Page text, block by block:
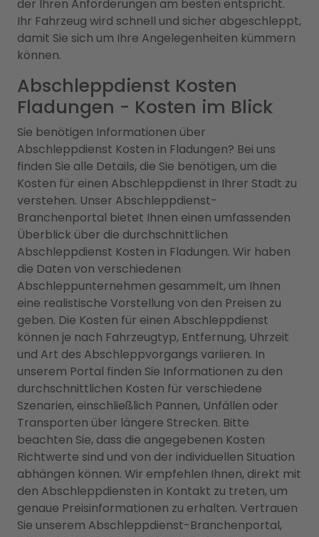
der Ihren Anforderungen am besten entspricht.
Ihr Fahrzeug wird schnell und sicher abgeschleppt,
damit Sie sich um Ihre Angelegenheiten kümmern
können.
Abschleppdienst Kosten
Fladungen - Kosten im Blick
Sie benötigen Informationen über
Abschleppdienst Kosten in Fladungen? Bei uns
finden Sie alle Details, die Sie benötigen, um die
Kosten für einen Abschleppdienst in Ihrer Stadt zu
verstehen. Unser Abschleppdienst-
Branchenportal bietet Ihnen einen umfassenden
Überblick über die durchschnittlichen
Abschleppdienst Kosten in Fladungen. Wir haben
die Daten von verschiedenen
Abschleppunternehmen gesammelt, um Ihnen
eine realistische Vorstellung von den Preisen zu
geben. Die Kosten für einen Abschleppdienst
können je nach Fahrzeugtyp, Entfernung, Uhrzeit
und Art des Abschleppvorgangs variieren. In
unserem Portal finden Sie Informationen zu den
durchschnittlichen Kosten für verschiedene
Szenarien, einschließlich Pannen, Unfällen oder
Transporten über längere Strecken. Bitte
beachten Sie, dass die angegebenen Kosten
Richtwerte sind und von der individuellen Situation
abhängen können. Wir empfehlen Ihnen, direkt mit
den Abschleppdiensten in Kontakt zu treten, um
genaue Preisinformationen zu erhalten. Vertrauen
Sie unserem Abschleppdienst-Branchenportal,